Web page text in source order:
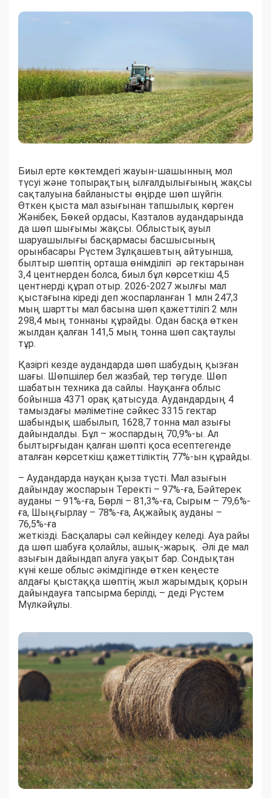
Биыл ерте көктемдегі жауын-шашынның мол
түсуі және топырақтың ылғалдылығының жақсы
сақталуына байланысты өңірде шөп шүйгін.
Өткен қыста мал азығынан тапшылық көрген
Жәнібек, Бөкей ордасы, Казталов аудандарында
да шөп шығымы жақсы. Облыстық ауыл
шаруашылығы басқармасы басшысының
орынбасары Рүстем Зұлқашевтың айтуынша,
былтыр шөптің орташа өнімділігі әр гектарынан
3,4 центнерден болса, биыл бұл көрсеткіш 4,5
центнерді құрап отыр. 2026-2027 жылғы мал
қыстағына кіреді деп жоспарланған 1 млн 247,3
мың шартты мал басына шөп қажеттілігі 2 млн
298,4 мың тоннаны құрайды. Одан басқа өткен
жылдан қалған 141,5 мың тонна шөп сақтаулы
тұр.
Қазіргі кезде аудандарда шөп шабудың қызған
шағы. Шөпшілер бел жазбай, тер төгуде. Шөп
шабатын техника да сайлы. Науқанға облыс
бойынша 4371 орақ қатысуда. Аудандардың 4
тамыздағы мәліметіне сәйкес 3315 гектар
шабындық шабылып, 1628,7 тонна мал азығы
дайындалды. Бұл – жоспардың 70,9%-ы. Ал
былтырғыдан қалған шөпті қоса есептегенде
аталған көрсеткіш қажеттіліктің 77%-ын құрайды.
– Аудандарда науқан қыза түсті. Мал азығын
дайындау жоспарын Теректі – 97%-ға, Бәйтерек
ауданы – 91%-ға, Бөрлі – 81,3%-ға, Сырым – 79,6%-
ға, Шыңғырлау – 78%-ға, Ақжайық ауданы –
76,5%-ға
жеткізді. Басқалары сәл кейіндеу келеді. Ауа райы
да шөп шабуға қолайлы, ашық-жарық. Әлі де мал
азығын дайындап алуға уақыт бар. Сондықтан
күні кеше облыс әкімдігінде өткен кеңесте
алдағы қыстаққа шөптің жыл жарымдық қорын
дайындауға тапсырма берілді, – деді Рүстем
Мүлкәйұлы.